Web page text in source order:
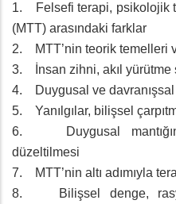
1. Felsefi terapi, psikolojik
(MTT) arasındaki farklar
2. MTT’nin teorik temelleri
3. İnsan zihni, akıl yürütme
4. Duygusal ve davranışsal
5. Yanılgılar, bilişsel
6. Duygusal mantığın
düzeltilmesi
7. MTT’nin altı adımıyla
8. Bilişsel denge,